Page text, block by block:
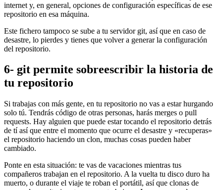
internet y, en general, opciones de configuración específicas de ese
repositorio en esa máquina.
Este fichero tampoco se sube a tu servidor git, así que en caso de
desastre, lo pierdes y tienes que volver a generar la configuración
del repositorio.
6- git permite sobreescribir la historia de
tu repositorio
Si trabajas con más gente, en tu repositorio no vas a estar hurgando
solo tú. Tendrás código de otras personas, harás merges o pull
requests. Hay alguien que puede estar tocando el repositorio detrás
de tí así que entre el momento que ocurre el desastre y «recuperas»
el repositorio haciendo un clon, muchas cosas pueden haber
cambiado.
Ponte en esta situación: te vas de vacaciones mientras tus
compañeros trabajan en el repositorio. A la vuelta tu disco duro ha
muerto, o durante el viaje te roban el portátil, así que clonas de